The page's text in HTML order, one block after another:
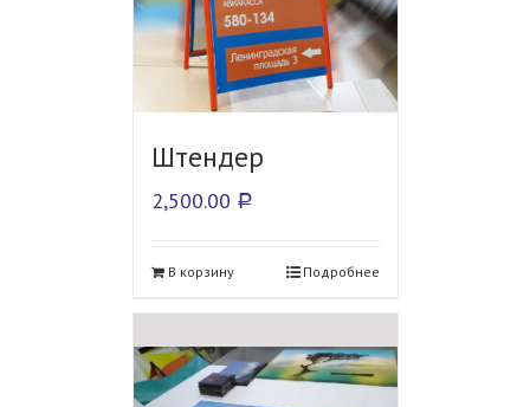
Штендер
2,500.00 Р
В корзину Подробнее